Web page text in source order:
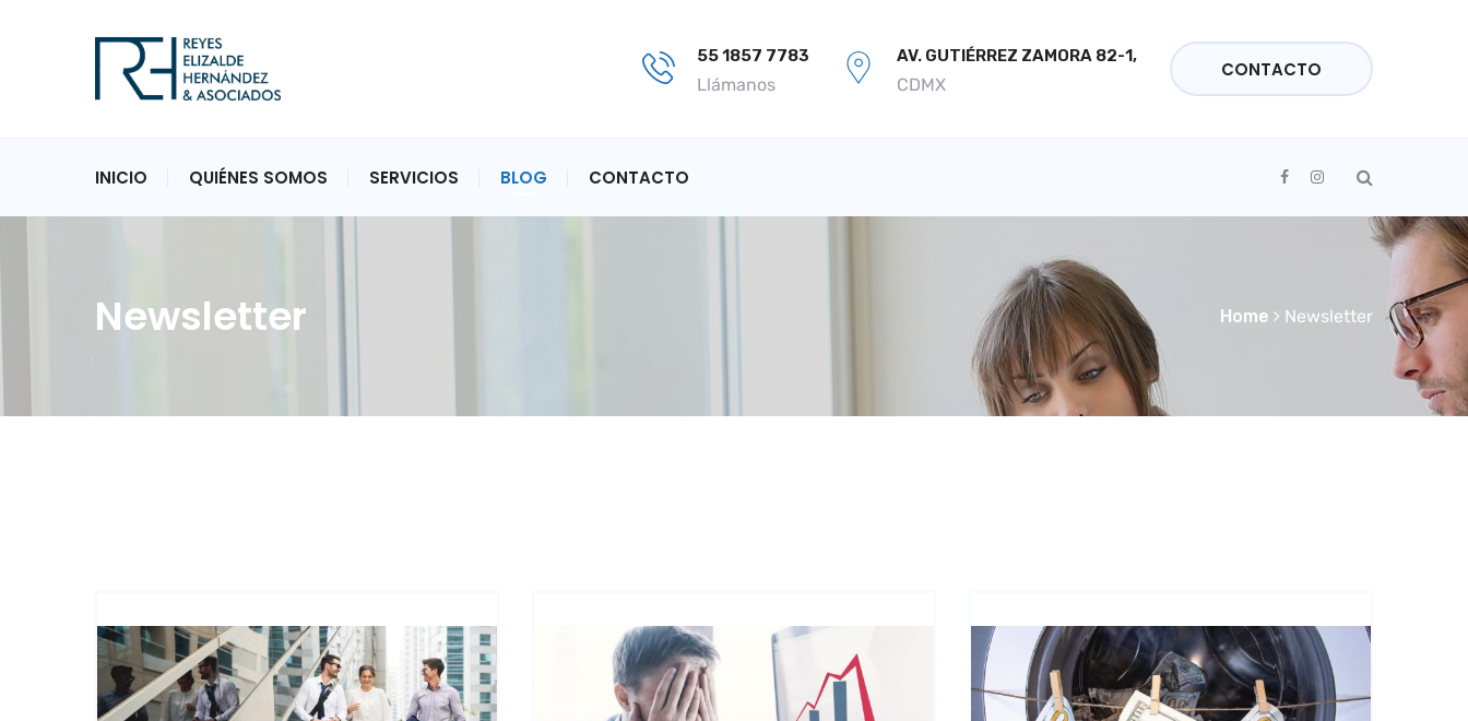
55 1857 7783
Llámanos
AV. GUTIÉRREZ ZAMORA 82-1,
CDMX
CONTACTO
INICIO QUIÉNES SOMOS SERVICIOS BLOG CONTACTO
Newsletter Home Newsletter